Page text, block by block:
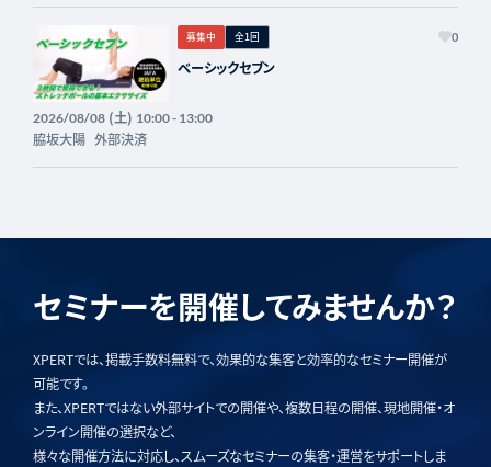
募集中 全1回 0
ベーシックセブン
2026/08/08(土) 10:00 - 13:00
脇坂大陽 外部決済
セミナーを開催してみませんか？
XPERTでは、掲載手数料無料で、効果的な集客と効率的なセミナー開催が
可能です。
また、XPERTではない外部サイトでの開催や、複数日程の開催、現地開催・オ
ンライン開催の選択など、
様々な開催方法に対応し、スムーズなセミナーの集客・運営をサポートしま